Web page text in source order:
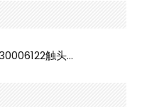
触头连接器-兼容HARTING|09330006122触头连接器替代品说明